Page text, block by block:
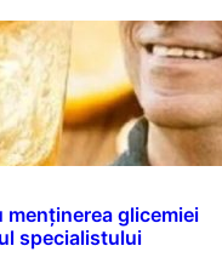
glicemiei
specialistului